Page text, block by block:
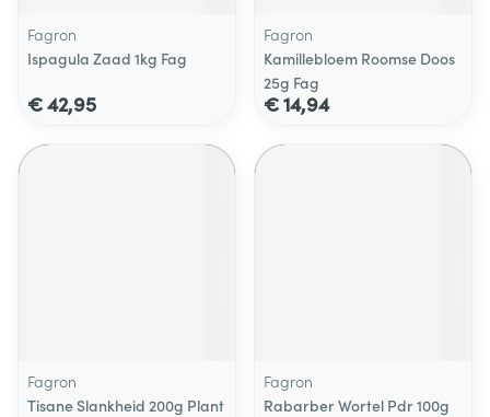
Fagron
Ispagula Zaad 1kg Fag
€ 42,95
Fagron
Kamillebloem Roomse Doos
25g Fag
€ 14,94
Fagron
Tisane Slankheid 200g Plant
Fagron
Rabarber Wortel Pdr 100g